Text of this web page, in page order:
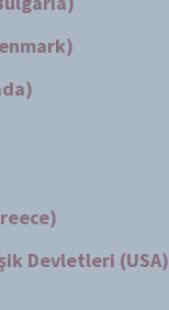
Devletleri (USA)